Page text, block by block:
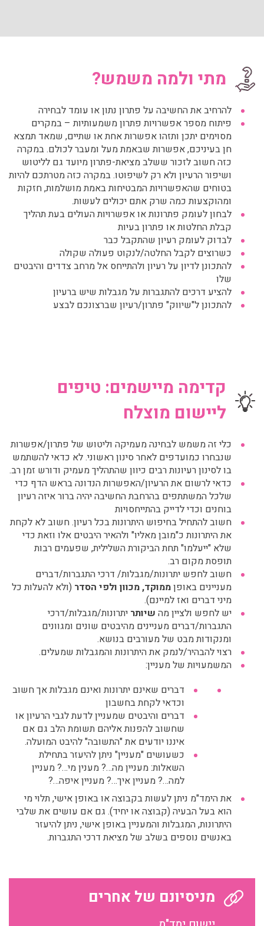
מתי ולמה משמש?
להרחיב את החשיבה על פתרון נתון או עומד לבחירה
פיתוח מספר אפשרויות פתרון משמעותיות – במקרים
מסוימים יתכן ותזהו אפשרות אחת או שתיים, שמאד תמצא
חן בעיניכם, אפשרות שבאמת מעל ומעבר לכולם. במקרה
כזה חשוב לזכור ששלב מציאת-פתרון מיועד גם לליטוש
ושיפור הרעיון ולא רק לשיפוטו. במקרה כזה מטרתכם להיות
בטוחים שהאפשרויות המבטיחות באמת מושלמות, חזקות
ומהוקצעות כמה שרק אתם יכולים לעשות.
לבחון לעומק פתרונות או אפשרויות העולים בעת תהליך
קבלת החלטות או פתרון בעיות
לבדוק לעומק רעיון שהתקבל כבר
כשרוצים לקבל החלטה/לנקוט פעולה שקולה
להתכונן לדיון על רעיון ולהתייחס אל מרחב צדדים והיבטים
שלו
להציע דרכים להתגברות על מגבלות שיש ברעיון
להתכונן ל"שיווק" פתרון/רעיון שברצונכם לבצע
קדימה מיישמים: טיפים
ליישום מוצלח
כלי זה משמש לבחינה מעמיקה וליטוש של פתרון/אפשרות
שנבחרו כמועדפים לאחר סינון ראשוני. לא כדאי להשתמש
בו לסינון רעיונות רבים כיוון שהתהליך מעמיק ודורש זמן רב.
כדאי לרשום את הרעיון/האפשרות הנדונה בראש הדף כדי
שלכל המשתתפים בהרחבת החשיבה יהיה ברור איזה רעיון
בוחנים וכדי לדייק בהתייחסויות
חשוב להתחיל בחיפוש היתרונות בכל רעיון. חשוב לא לקחת
את היתרונות כ"מובן מאליו" ולהאיר היבטים אלו וזאת כדי
שלא "ייעלמו" תחת הביקורת השלילית, שפעמים רבות
תופסת מקום רב.
חשוב לחפש יתרונות/מגבלות/ דרכי התגברות/דברים
מעניינים באופןממוקד, מכוון ולפי הסדר (ולא להעלות כל
מיני דברים ואז למיינם).
יש לחפש ולציין מה שיותר יתרונות/מגבלות/דרכי
התגברות/דברים מעניינים מהיבטים שונים ומגוונים
ומנקודות מבט של מעורבים בנושא.
רצוי להבהיר/לנמק את היתרונות והמגבלות שמעלים.
המשמעויות של מעניין:
דברים שאינם יתרונות ואינם מגבלות אך חשוב
וכדאי לקחת בחשבון
דברים והיבטים שמעניין לדעת לגבי הרעיון או
שחשוב להפנות אליהם תשומת הלב גם אם
איננו יודעים את "התשובה" להיבט המועלה.
כשעושים "מעניין" ניתן להיעזר בתחילת
השאלות: מעניין מה…? מענין מי…? מעניין
למה…? מעניין איך…? מעניין איפה…?
את הימד"מ ניתן לעשות בקבוצה או באופן אישי, תלוי מי
הוא בעל הבעיה (קבוצה או יחיד). גם אם עושים את שלבי
היתרונות, המגבלות והמעניין באופן אישי, ניתן להיעזר
באנשים נוספים בשלב של מציאת דרכי התגברות.
מניסיונם של אחרים